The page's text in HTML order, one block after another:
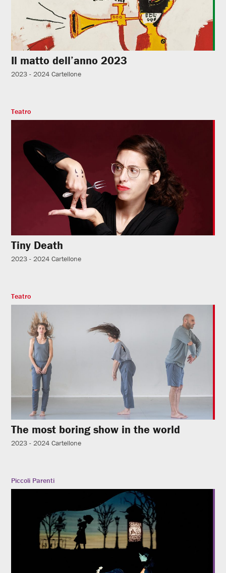
Il matto dell’anno 2023
2023 - 2024 Cartellone
Teatro
Tiny Death
2023 - 2024 Cartellone
Teatro
The most boring show in the world
2023 - 2024 Cartellone
Piccoli Parenti